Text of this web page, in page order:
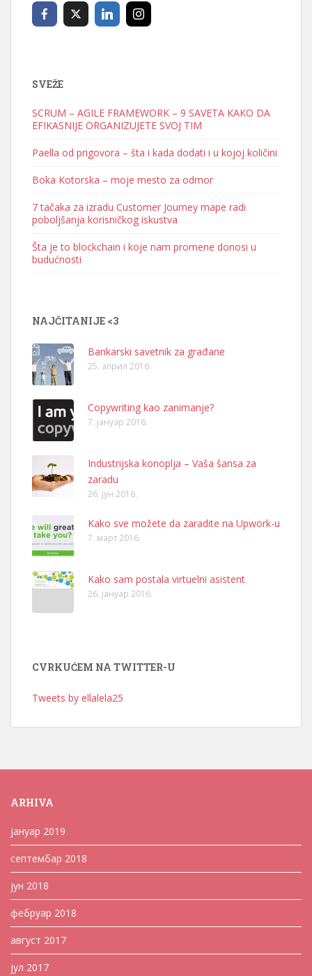
SVEŽE
SCRUM – AGILE FRAMEWORK – 9 SAVETA KAKO DA
EFIKASNIJE ORGANIZUJETE SVOJ TIM
Paella od prigovora – šta i kada dodati i u kojoj količini
Boka Kotorska – moje mesto za odmor
7 tačaka za izradu Customer Journey mape radi
poboljšanja korisničkog iskustva
Šta je to blockchain i koje nam promene donosi u
budućnosti
NAJČITANIJE <3
Bankarski savetnik za građane
25. април 2016.
Copywriting kao zanimanje?
7. јануар 2016.
Industrijska konoplja – Vaša šansa za
zaradu
26. јун 2016.
Kako sve možete da zaradite na Upwork-u
7. март 2016.
Kako sam postala virtuelni asistent
26. јануар 2016.
CVRKUĆEM NA TWITTER-U
Tweets by ellalela25
ARHIVA
јануар 2019
септембар 2018
јун 2018
фебруар 2018
август 2017
јул 2017